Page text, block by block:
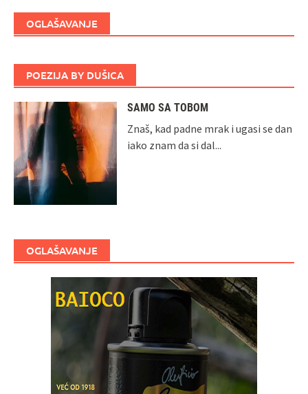
OGLAŠAVANJE
POEZIJA BY DUŠICA
SAMO SA TOBOM
Znaš, kad padne mrak i ugasi se dan
iako znam da si dal...
OGLAŠAVANJE